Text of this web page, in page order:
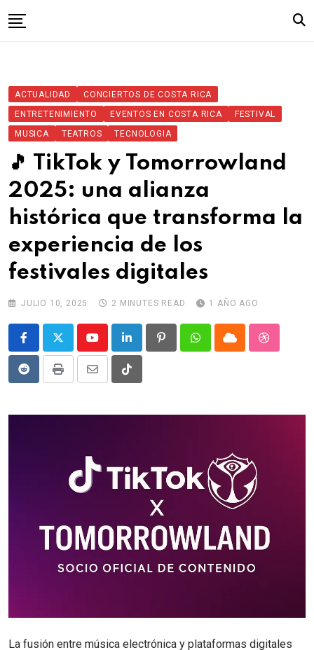
to
ACTUALIDAD
CONCIERTOS DE COSTA RICA
ENTRETENIMIENTO
EVENTOS EN COSTA RICA
FESTIVAL
MUSICA
TEATROS TECNOLOGIA
🎵 TikTok y Tomorrowland
2025: una alianza
histórica que transforma la
experiencia de los
festivales digitales
JULIO 10, 2025 2 MINUTES READ 1 AÑO AGO
YoutubeLinkedIn PinterestWhatsappCloud
RedditPrint
Share
Email
Tiktok
La fusión entre música electrónica y plataformas digitales